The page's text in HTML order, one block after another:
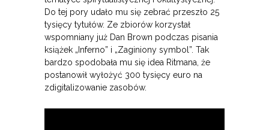
Do tej pory udało mu się zebrać przeszło 25
tysięcy tytułów. Ze zbiorów korzystał
wspomniany już Dan Brown podczas pisania
książek „Inferno” i „Zaginiony symbol”. Tak
bardzo spodobała mu się idea Ritmana, że
postanowił wyłożyć 300 tysięcy euro na
zdigitalizowanie zasobów.